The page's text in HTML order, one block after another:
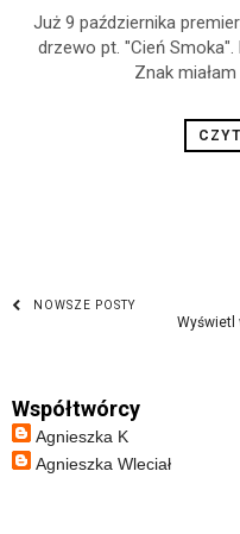
Już 9 października
drzewo pt. "Cień
Znak
NOWSZE POSTY
Wyświetl
Współtwórcy
Agnieszka K
Agnieszka Wleciał